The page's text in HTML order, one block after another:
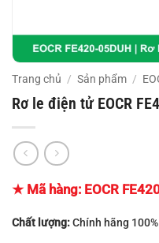
Trang chủ / Sản phẩm /
Rơ le điện tử EOCR
★ Mã hàng: EOCR
Chất lượng:Chính hãng 100%